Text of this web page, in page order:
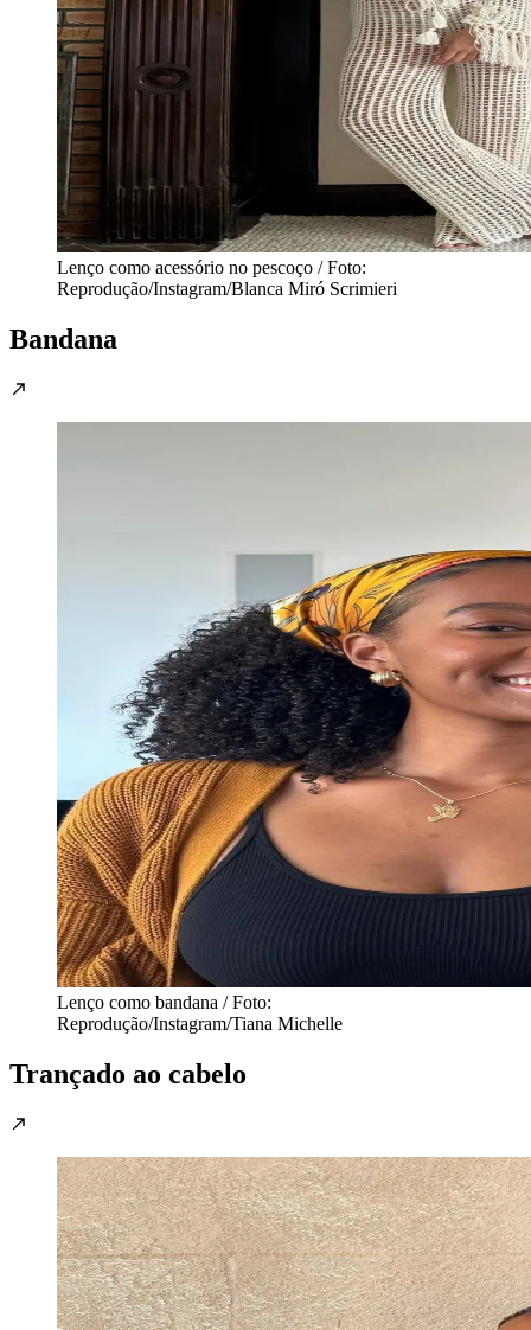
Lenço como acessório no pescoço / Foto:
Reprodução/Instagram/Blanca Miró Scrimieri
Bandana
Lenço como bandana / Foto:
Reprodução/Instagram/Tiana Michelle
Trançado ao cabelo